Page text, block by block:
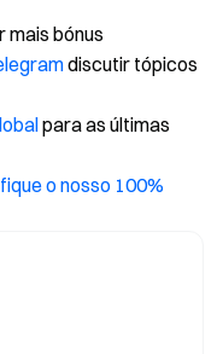
mais bónus
discutir tópicos
para as últimas
o nosso 100%